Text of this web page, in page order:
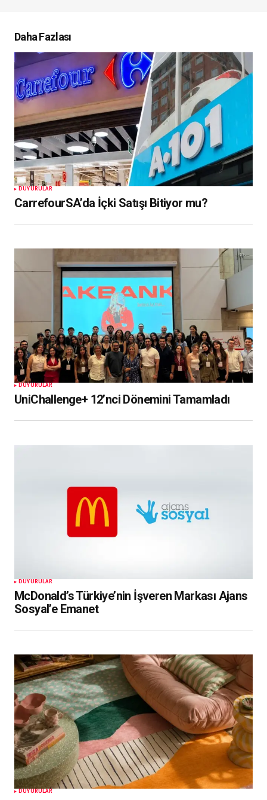
Daha Fazlası
DUYURULAR
CarrefourSA’da İçki Satışı Bitiyor mu?
DUYURULAR
UniChallenge+ 12’nci Dönemini Tamamladı
DUYURULAR
McDonald’s Türkiye’nin İşveren Markası Ajans
Sosyal’e Emanet
DUYURULAR